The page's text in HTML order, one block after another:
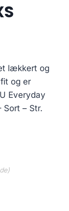
lækkert og
og er
Everyday
– Str.